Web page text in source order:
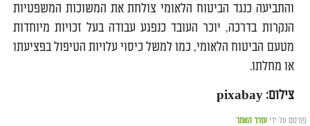
והתביעה כנגד הביטוח הלאומי צולחת את המשוכות המשפטיות
הנקרות בדרכה, יוכר העובד כנפגע עבודה בעל זכויות מיוחדות
מטעם הביטוח הלאומי, כמו למשל כיסוי עלויות הטיפול בפציעתו
או מחלתו.
צילום: pixabay
פורסם על ידי עורך האתר